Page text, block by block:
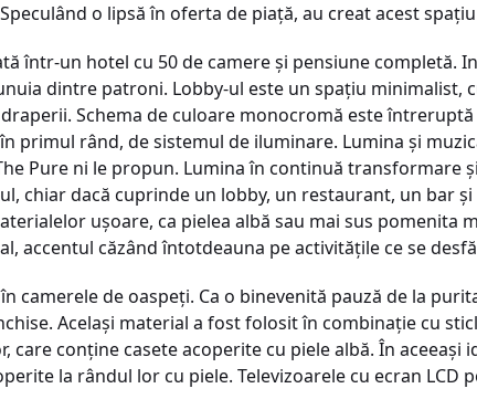
o lipsă în oferta de piaţă, au creat acest
într-un hotel cu 50 de camere şi pensiune completă.
dintre patroni. Lobby-ul este un spaţiu minimalist,
Schema de culoare monocromă este
primul rând, de sistemul de iluminare. Lumina şi
Pure ni le propun. Lumina în continuă transformare
chiar dacă cuprinde un lobby, un restaurant, un bar
uşoare, ca pielea albă sau mai sus pomenita
accentul căzând întotdeauna pe activităţile ce se
camerele de oaspeţi. Ca o binevenită pauză de la
Acelaşi material a fost folosit în combinaţie cu
care conţine casete acoperite cu piele albă. În aceeaşi
la rândul lor cu piele. Televizoarele cu ecran LCD